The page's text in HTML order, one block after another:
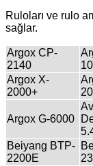
Ruloları ve rulo
sağlar.
Argox CP-
2140
Argox X-
2000+
Argox G-6000
Beiyang BTP-
2200E